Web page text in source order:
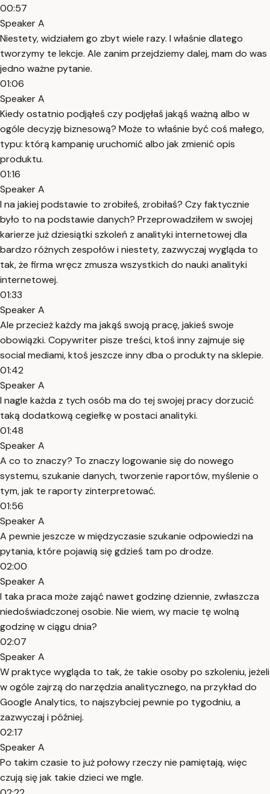
00:57
Speaker A
Niestety, widziałem go zbyt wiele razy. I właśnie dlatego
tworzymy te lekcje. Ale zanim przejdziemy dalej, mam do was
jedno ważne pytanie.
01:06
Speaker A
Kiedy ostatnio podjąłeś czy podjęłaś jakąś ważną albo w
ogóle decyzję biznesową? Może to właśnie być coś małego,
typu: którą kampanię uruchomić albo jak zmienić opis
produktu.
01:16
Speaker A
I na jakiej podstawie to zrobiłeś, zrobiłaś? Czy faktycznie
było to na podstawie danych? Przeprowadziłem w swojej
karierze już dziesiątki szkoleń z analityki internetowej dla
bardzo różnych zespołów i niestety, zazwyczaj wygląda to
tak, że firma wręcz zmusza wszystkich do nauki analityki
internetowej.
01:33
Speaker A
Ale przecież każdy ma jakąś swoją pracę, jakieś swoje
obowiązki. Copywriter pisze treści, ktoś inny zajmuje się
social mediami, ktoś jeszcze inny dba o produkty na sklepie.
01:42
Speaker A
I nagle każda z tych osób ma do tej swojej pracy dorzucić
taką dodatkową cegiełkę w postaci analityki.
01:48
Speaker A
A co to znaczy? To znaczy logowanie się do nowego
systemu, szukanie danych, tworzenie raportów, myślenie o
tym, jak te raporty zinterpretować.
01:56
Speaker A
A pewnie jeszcze w międzyczasie szukanie odpowiedzi na
pytania, które pojawią się gdzieś tam po drodze.
02:00
Speaker A
I taka praca może zająć nawet godzinę dziennie, zwłaszcza
niedoświadczonej osobie. Nie wiem, wy macie tę wolną
godzinę w ciągu dnia?
02:07
Speaker A
W praktyce wygląda to tak, że takie osoby po szkoleniu, jeżeli
w ogóle zajrzą do narzędzia analitycznego, na przykład do
Google Analytics, to najszybciej pewnie po tygodniu, a
zazwyczaj i później.
02:17
Speaker A
Po takim czasie to już połowy rzeczy nie pamiętają, więc
czują się jak takie dzieci we mgle.